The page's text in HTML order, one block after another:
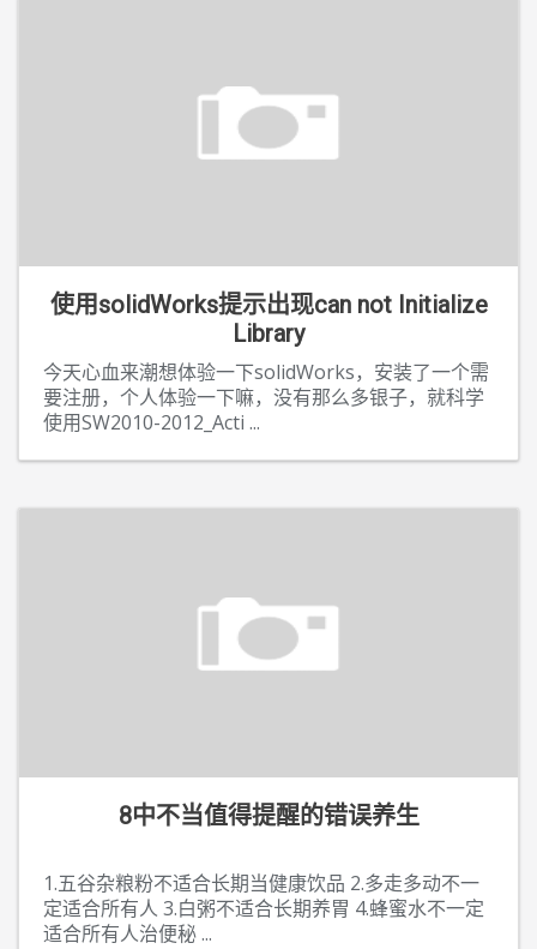
使用solidWorks提示出现can not Initialize
Library
今天心血来潮想体验一下solidWorks，安装了一个需
要注册，个人体验一下嘛，没有那么多银子，就科学
使用SW2010-2012_Acti ...
8中不当值得提醒的错误养生
1.五谷杂粮粉不适合长期当健康饮品 2.多走多动不一
定适合所有人 3.白粥不适合长期养胃 4.蜂蜜水不一定
适合所有人治便秘...